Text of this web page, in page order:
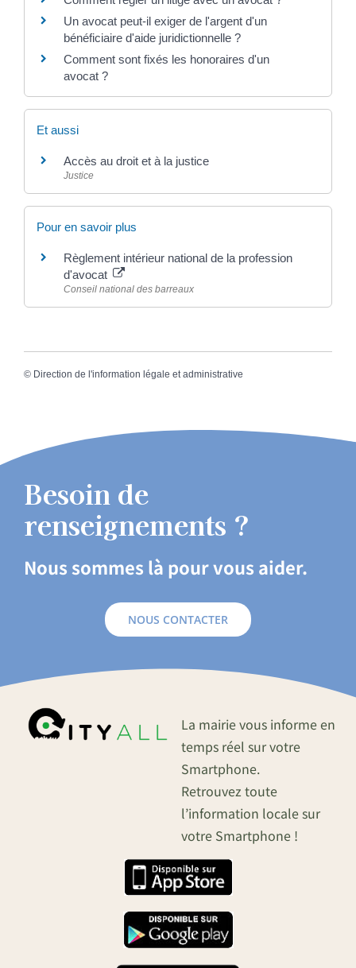
Un avocat peut-il exiger de l'argent d'un
bénéficiaire d'aide juridictionnelle ?
Comment sont fixés les honoraires d'un
avocat ?
Et aussi
Accès au droit et à la justice
Justice
Pour en savoir plus
Règlement intérieur national de la profession
d'avocat
Conseil national des barreaux
© Direction de l'information légale et administrative
Besoin de
renseignements ?
Nous sommes là pour vous aider.
NOUS CONTACTER
La mairie vous informe en
temps réel sur votre
Smartphone.
Retrouvez toute
l’information locale sur
votre Smartphone !